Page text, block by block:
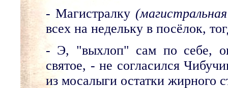
- Магистралку
всех на недельку в посёлок,
- Э, "выхлоп" сам по себе,
святое, - не согласился
из мосалыги остатки жирного